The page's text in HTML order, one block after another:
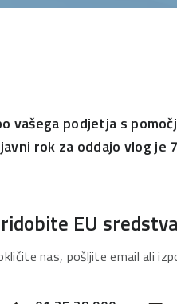
podjetja s
rok za oddajo vlog je
EU
nas, pošljite email ali